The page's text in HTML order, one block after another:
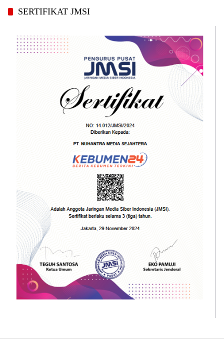
SERTIFIKAT JMSI